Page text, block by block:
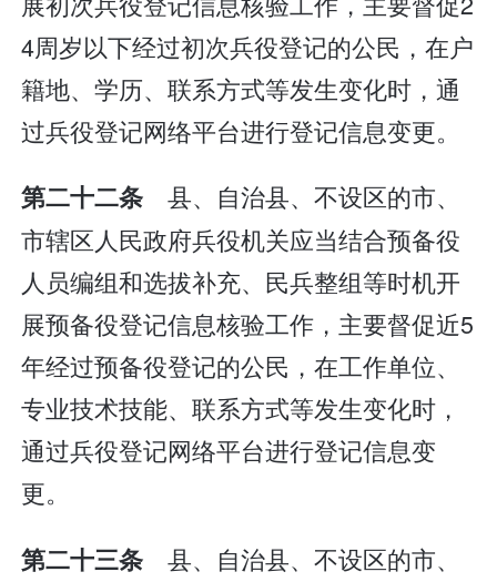
4周岁以下经过初次兵役登记的公民，在户
籍地、学历、联系方式等发生变化时，通
过兵役登记网络平台进行登记信息变更。
第二十二条 县、自治县、不设区的市、
市辖区人民政府兵役机关应当结合预备役
人员编组和选拔补充、民兵整组等时机开
展预备役登记信息核验工作，主要督促近5
年经过预备役登记的公民，在工作单位、
专业技术技能、联系方式等发生变化时，
通过兵役登记网络平台进行登记信息变
更。
第二十三条 县、自治县、不设区的市、